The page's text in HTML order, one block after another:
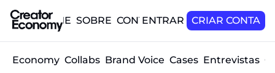
HOME SOBRE CONTATOENTRAR CRIAR CONTA
Economy Collabs Brand Voice Cases Entrevistas